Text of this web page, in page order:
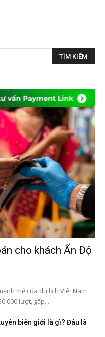
cho khách Ấn Độ
mẽ của du lịch Việt Nam
lượt, gấp...
biên giới là gì? Đâu là